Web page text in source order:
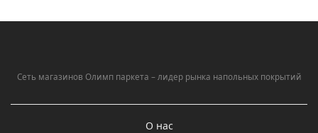
Сеть магазинов Олимп паркета – лидер рынка напольных покрытий
О нас